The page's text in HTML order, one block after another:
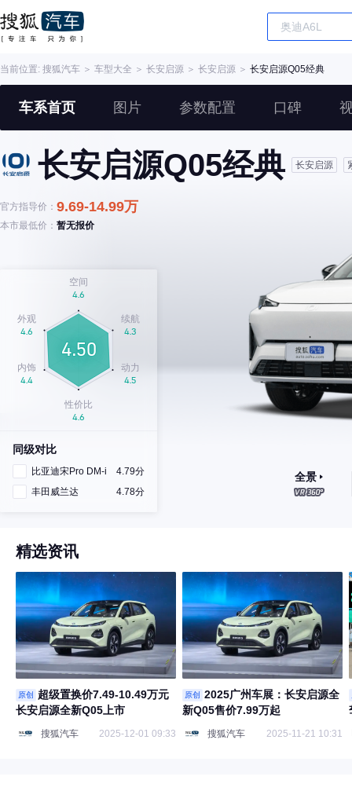
当前位置: 搜狐汽车 ＞ 车型大全 ＞ 长安启源 ＞ 长安启源 ＞ 长安启源Q05经典
车系首页 图片 参数配置 口碑
长安启源Q05经典 长安启源
官方指导价： 9.69-14.99万
本市最低价： 暂无报价
同级对比
比亚迪宋Pro DM-i
4.79分
丰田威兰达
4.78分
全景
精选资讯
原创
超级置换价7.49-10.49万元
长安启源全新Q05上市
搜狐汽车 2025-12-01 09:33
原创
2025广州车展：长安启源全
新Q05售价7.99万起
搜狐汽车 2025-11-21 10:31